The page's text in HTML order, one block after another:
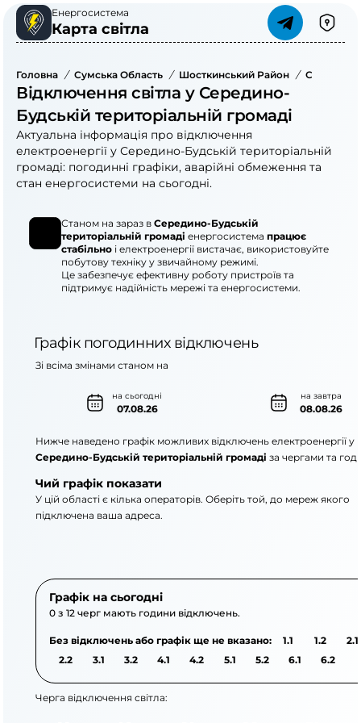
Енергосистема
Карта світла
Головна / Сумська Область / Шосткинський Район / Середино-
Відключення світла у Середино-
Будській територіальній громаді
Актуальна інформація про відключення
електроенергії у Середино-Будській територіальній
громаді: погодинні графіки, аварійні обмеження та
стан енергосистеми на сьогодні.
Станом на зараз в Середино-Будській
територіальній громаді енергосистема працює
стабільно і електроенергії вистачає, використовуйте
побутову техніку у звичайному режимі.
Це забезпечує ефективну роботу пристроїв та
підтримує надійність мережі та енергосистеми.
Графік погодинних відключень
на сьогодні
07.08.26
на завтра
08.08.26
Зі всіма змінами станом на
Нижче наведено графік можливих відключень електроенергії у
Середино-Будській територіальній громаді за чергами та
Чий графік показати
У цій області є кілька операторів. Оберіть той, до мереж якого
підключена ваша адреса.
Графік на сьогодні
0 з 12 черг мають години відключень.
Без відключень або графік ще не вказано: 1.1 1.2
2.1
2.2
3.1 3.2 4.1 4.2 5.1 5.2 6.1 6.2
Черга відключення світла: